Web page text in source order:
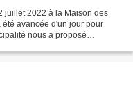
juillet 2022 à la Maison des
été avancée d'un jour pour
nous a proposé